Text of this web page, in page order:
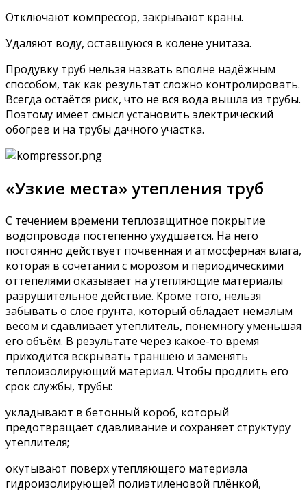
Отключают компрессор, закрывают краны.
Удаляют воду, оставшуюся в колене унитаза.
Продувку труб нельзя назвать вполне надёжным
способом, так как результат сложно контролировать.
Всегда остаётся риск, что не вся вода вышла из трубы.
Поэтому имеет смысл установить электрический
обогрев и на трубы дачного участка.
«Узкие места» утепления труб
С течением времени теплозащитное покрытие
водопровода постепенно ухудшается. На него
постоянно действует почвенная и атмосферная влага,
которая в сочетании с морозом и периодическими
оттепелями оказывает на утепляющие материалы
разрушительное действие. Кроме того, нельзя
забывать о слое грунта, который обладает немалым
весом и сдавливает утеплитель, понемногу уменьшая
его объём. В результате через какое-то время
приходится вскрывать траншею и заменять
теплоизолирующий материал. Чтобы продлить его
срок службы, трубы:
укладывают в бетонный короб, который
предотвращает сдавливание и сохраняет структуру
утеплителя;
окутывают поверх утепляющего материала
гидроизолирующей полиэтиленовой плёнкой,